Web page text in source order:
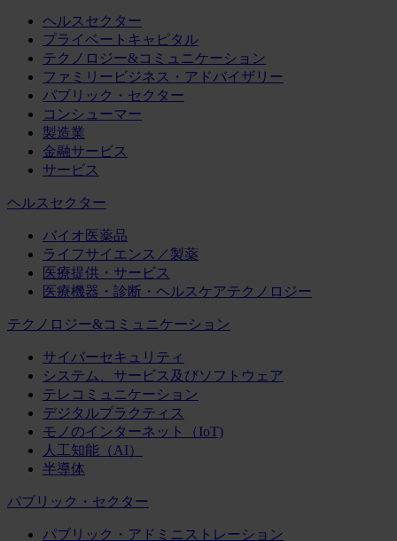
ヘルスセクター
プライベートキャピタル
テクノロジー&コミュニケーション
ファミリービジネス・アドバイザリー
パブリック・セクター
コンシューマー
製造業
金融サービス
サービス
ヘルスセクター
バイオ医薬品
ライフサイエンス／製薬
医療提供・サービス
医療機器・診断・ヘルスケアテクノロジー
テクノロジー&コミュニケーション
サイバーセキュリティ
システム、サービス及びソフトウェア
テレコミュニケーション
デジタルプラクティス
モノのインターネット（IoT)
人工知能（AI）
半導体
パブリック・セクター
パブリック・アドミニストレーション